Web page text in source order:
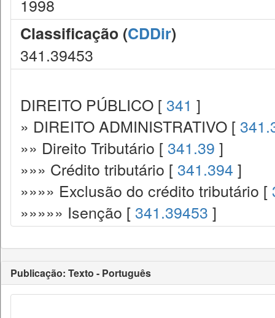
1998
Classificação (CDDir)
341.39453
DIREITO PÚBLICO [ 341 ]
» DIREITO ADMINISTRATIVO [
»» Direito Tributário [ 341.39 ]
»»» Crédito tributário [ 341.394 ]
»»»» Exclusão do crédito tributário [
»»»»» Isenção [ 341.39453 ]
Publicação: Texto - Português